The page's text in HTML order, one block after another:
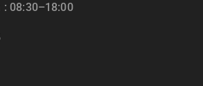
: 08:30–18:00